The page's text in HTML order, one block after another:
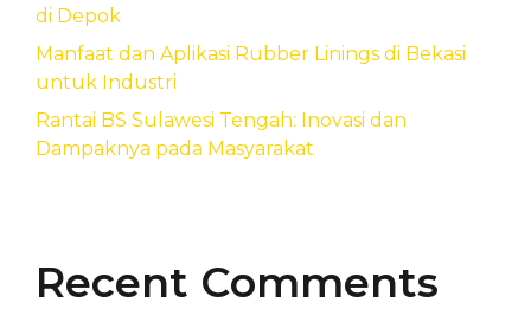
di Depok
Manfaat dan Aplikasi Rubber Linings di Bekasi
untuk Industri
Rantai BS Sulawesi Tengah: Inovasi dan
Dampaknya pada Masyarakat
Recent Comments